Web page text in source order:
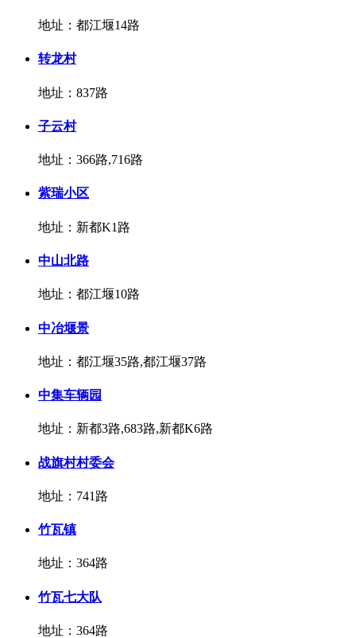
地址：都江堰14路
转龙村
地址：837路
子云村
地址：366路,716路
紫瑞小区
地址：新都K1路
中山北路
地址：都江堰10路
中冶堰景
地址：都江堰35路,都江堰37路
中集车辆园
地址：新都3路,683路,新都K6路
战旗村村委会
地址：741路
竹瓦镇
地址：364路
竹瓦七大队
地址：364路